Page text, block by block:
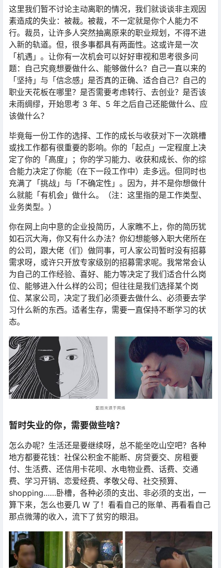
这里我们暂不讨论主动离职的情况，我们就谈谈非主观因
素造成的失业：被裁。被裁，不一定就是你个人能力不
行。裁员，让许多人突然抽离原来的职业规划，不得不进
入新的轨道。但，很多事都具有两面性。这或许是一次
「机遇」。让你有一次机会可以好好审视和思考很多问
题：自己究竟想要做什么、能够做什么？自己一直以来的
「坚持」与「信念感」是否真的正确、适合自己？自己的
职业天花板在哪里？是否需要考虑转行、去创业？是否该
未雨绸缪，开始思考 3 年、5 年之后自己还能做什么、应
该做什么？
毕竟每一份工作的选择、工作的成长与收获对下一次跳槽
或找工作都有很重要的影响。你的「起点」一定程度上决
定了你的「高度」；你的学习能力、收获和成长、你的综
合能力决定了你能（在下一段工作中）走多远。但同时也
充满了「挑战」与「不确定性」。因为，并不是你想做什
么就能「有机会」做什么。（注：这里指的是工作类型、
业务类型。）
你在网上向中意的企业投简历，人家瞧不上，你的简历犹
如石沉大海，你又有什么办法？你幻想能够入职大佬所在
的公司，跟大佬（们）做同事，可人家公司暂时没有招募
需求呀，或许只开放专家级别的招募需求呢。我常常会认
为自己的工作经验、喜好、能力等决定了我们适合什么岗
位、能够进入什么样的公司；但往往是我们选择某个岗
位、某家公司，决定了我们必须要去做什么、必须要去学
习什么新的东西。适者生存，需要一直保持不断学习的状
态。
暂时失业的你，需要做些啥？
怎么办呢？生活还是要继续呀，总不能坐吃山空吧？各种
地方都要花钱：社保公积金不能断、房贷要交、房租要
付、生活费、还信用卡花呗、水电物业费、话费、交通
费、学习开销、恋爱经费、孝敬父母、社交预算、
shopping……卧槽，各种必须的支出、非必须的支出，一
算下来，怎么也要几 W 了！看看自己的账单、再看看自己
那点微薄的收入，流下了贫穷的眼泪。